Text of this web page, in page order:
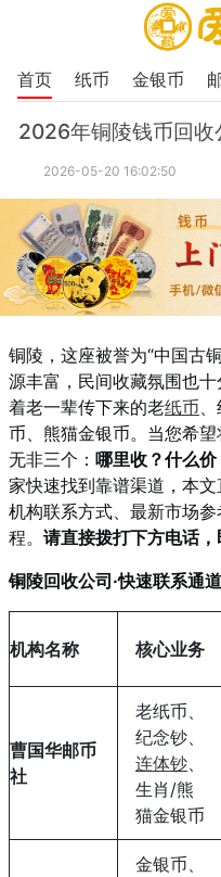
首页 纸币 金银币
2026年铜陵钱币回收
2026-05-20 16:02:50
铜陵，这座被誉为“中国古
源丰富，民间收藏氛围也
着老一辈传下来的老纸币
币、熊猫金银币。当您希
无非三个： 哪里收？什么价
家快速找到靠谱渠道，本
机构联系方式、最新市场
程。 请直接拨打下方电话，
铜陵回收公司·快速联系通道
机构名称 核心业务
曹国华邮币
社
老纸币、
纪念钞、
连体钞
生肖/熊
猫金银币
金银币、